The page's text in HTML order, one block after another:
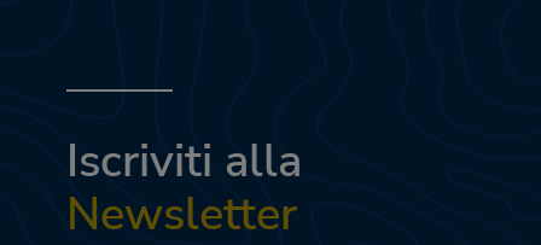
Iscriviti alla
Newsletter